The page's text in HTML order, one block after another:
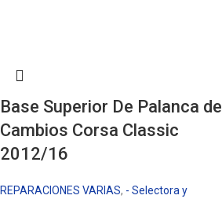
Base Superior De Palanca de
Cambios Corsa Classic
2012/16
REPARACIONES VARIAS, - Selectora y